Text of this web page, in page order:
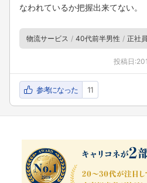
なわれているか把握出来てない。
物流サービス 40代前半男性 正社員
投稿日:
参考になった 11